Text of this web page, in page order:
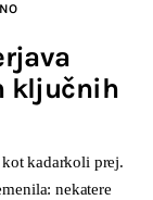
ključnih
kadarkoli prej.
nekatere